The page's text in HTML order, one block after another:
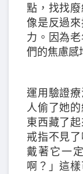
點，找找
像是反過
力。因為
們的焦慮感
運用驗證
人偷了她
東西藏了
戒指不見
戴著它一
啊？」這